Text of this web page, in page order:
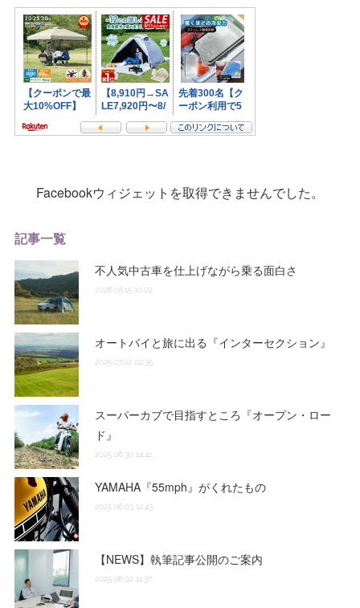
Facebookウィジェットを取得できませんでした。
記事一覧
不人気中古車を仕上げながら乗る面白さ
2026.05.15 10:02
オートバイと旅に出る『インターセクション』
2025.07.02 02:35
スーパーカブで目指すところ『オープン・ロー
ド』
2025.06.30 14:41
YAMAHA『55mph』がくれたもの
2025.06.03 12:43
【NEWS】執筆記事公開のご案内
2025.06.02 11:37